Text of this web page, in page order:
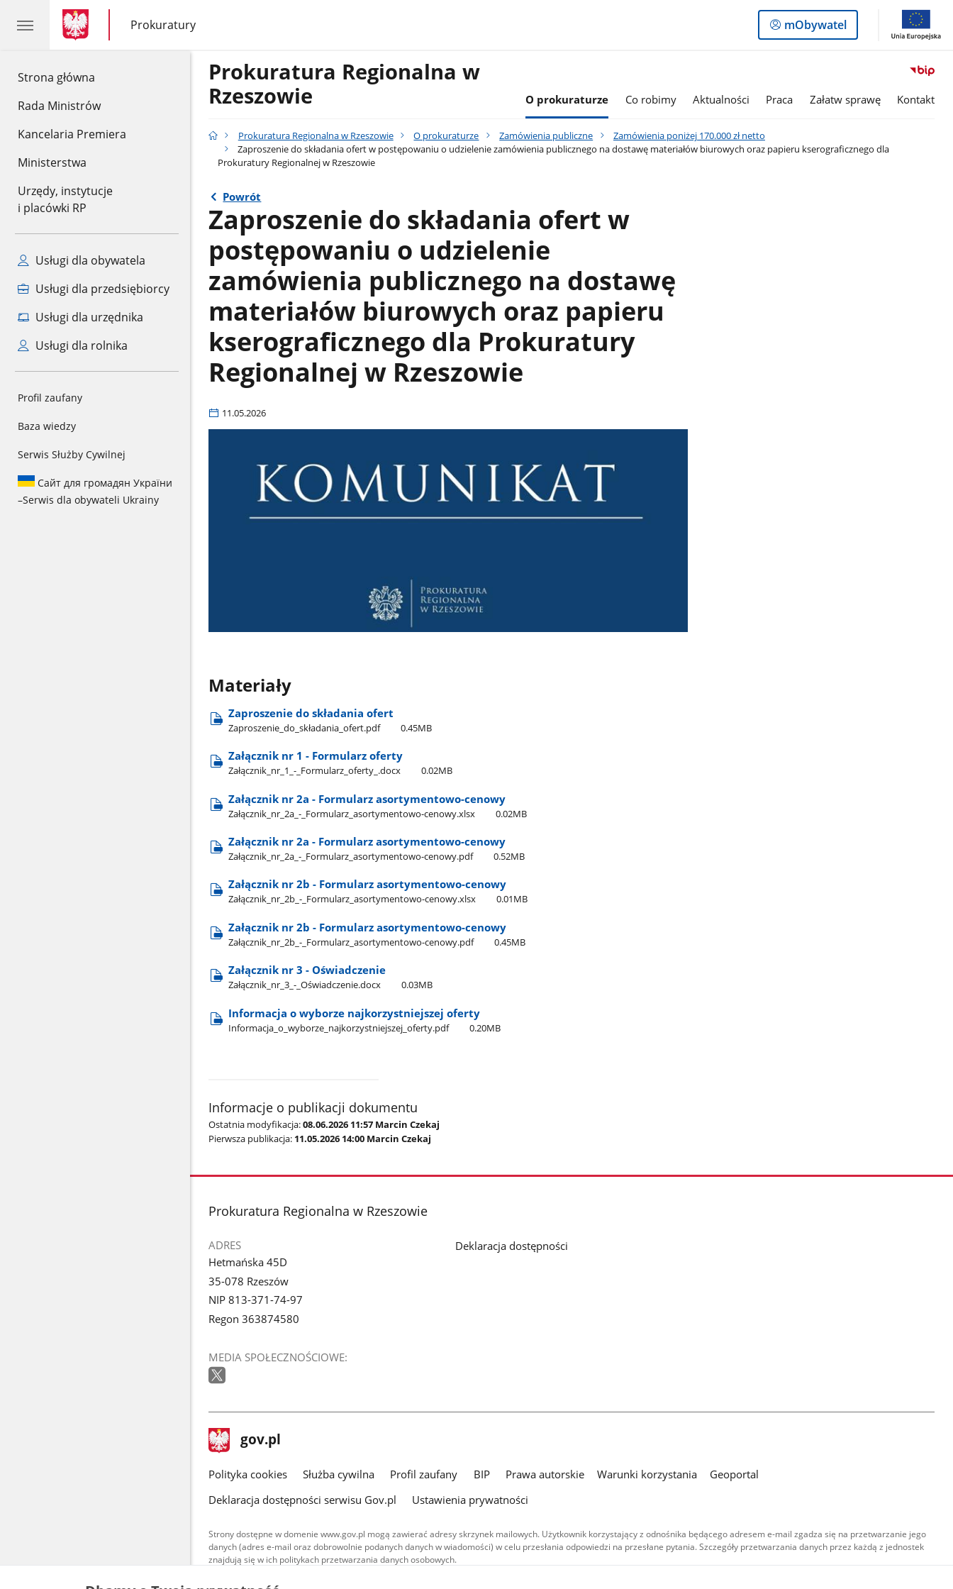
Strona główna
Rada Ministrów
Kancelaria Premiera
Ministerstwa
Urzędy, instytucje
i placówki RP
Usługi dla obywatela
Usługi dla przedsiębiorcy
Usługi dla urzędnika
Usługi dla rolnika
Profil zaufany
Baza wiedzy
Serwis Służby Cywilnej
Сайт для громадян України
–Serwis dla obywateli Ukrainy
gov.pl
gov.pl
Prokuratury
gov.pl
Prokuratury
Logowanie
do
mObywatel
Prokuratura Regionalna w
Rzeszowie
O prokuraturze Co robimy Aktualności Praca Załatw sprawę Kontakt
Prokuratura Regionalna w Rzeszowie O prokuraturze Zamówienia publiczne
Zamówienia poniżej 170.000 zł netto
Zaproszenie do składania ofert w postępowaniu o udzielenie zamówienia publicznego na dostawę materiałów biurowych oraz papieru kserograficznego dla
Prokuratury Regionalnej w Rzeszowie
Powrót
Zaproszenie do składania ofert w
postępowaniu o udzielenie
zamówienia publicznego na dostawę
materiałów biurowych oraz papieru
kserograficznego dla Prokuratury
Regionalnej w Rzeszowie
11.05.2026
Materiały
Zaproszenie do składania ofert
Zaproszenie​_do​_składania​_ofert.pdf 0.45MB
Załącznik nr 1 - Formularz oferty
Załącznik​_nr​_1​_-​_Formularz​_oferty​_.docx 0.02MB
Załącznik nr 2a - Formularz asortymentowo-cenowy
Załącznik​_nr​_2a​_-​_Formularz​_asortymentowo-cenowy.xlsx 0.02MB
Załącznik nr 2a - Formularz asortymentowo-cenowy
Załącznik​_nr​_2a​_-​_Formularz​_asortymentowo-cenowy.pdf 0.52MB
Załącznik nr 2b - Formularz asortymentowo-cenowy
Załącznik​_nr​_2b​_-​_Formularz​_asortymentowo-cenowy.xlsx 0.01MB
Załącznik nr 2b - Formularz asortymentowo-cenowy
Załącznik​_nr​_2b​_-​_Formularz​_asortymentowo-cenowy.pdf 0.45MB
Załącznik nr 3 - Oświadczenie
Załącznik​_nr​_3​_-​_Oświadczenie.docx 0.03MB
Informacja o wyborze najkorzystniejszej oferty
Informacja​_o​_wyborze​_najkorzystniejszej​_oferty.pdf 0.20MB
Informacje o publikacji dokumentu
Ostatnia modyfikacja:08.06.2026 11:57 Marcin Czekaj
Pierwsza publikacja: 11.05.2026 14:00 Marcin Czekaj
stopka
Prokuratura Regionalna w Rzeszowie
ADRES
Hetmańska 45D
35-078 Rzeszów
NIP 813-371-74-97
Regon 363874580
MEDIA SPOŁECZNOŚCIOWE:
Deklaracja dostępności
stopka
gov.pl Strona
gov.pl
gov.pl
Polityka cookies Służba cywilna Profil zaufany BIP Prawa autorskie Warunki korzystania
Geoportal
Deklaracja dostępności serwisu Gov.pl
Ustawienia prywatności
Strony dostępne w domenie www.gov.pl mogą zawierać adresy skrzynek mailowych. Użytkownik korzystający z odnośnika będącego adresem e-mail zgadza się na przetwarzanie jego
danych (adres e-mail oraz dobrowolnie podanych danych w wiadomości) w celu przesłania odpowiedzi na przesłane pytania. Szczegóły przetwarzania danych przez każdą z jednostek
znajdują się w ich politykach przetwarzania danych osobowych.
Treści tekstowe publikowane w serwisie (z wyłączeniem treści audiowizualnych), są